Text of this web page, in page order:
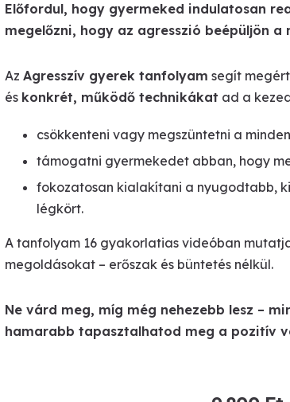
Előfordul, hogy gyermeked indulatosan
megelőzni, hogy az agresszió beépüljön a
Az Agresszív gyerek tanfolyam segít
és konkrét, működő technikákat ad a
csökkenteni vagy megszüntetni a
támogatni gyermekedet abban, hogy
fokozatosan kialakítani a nyugodtabb,
légkört.
A tanfolyam 16 gyakorlatias videóban
megoldásokat – erőszak és büntetés nélkül.
Ne várd meg, míg még nehezebb lesz –
hamarabb tapasztalhatod meg a pozitív